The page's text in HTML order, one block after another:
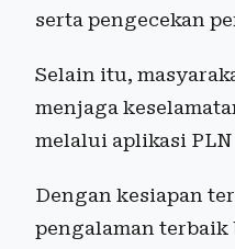
serta pengecekan
Selain itu,
menjaga
melalui aplikasi
Dengan kesiapan
pengalaman